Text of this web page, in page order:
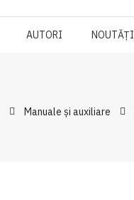
AUTORI NOUTĂȚI
Manuale şi auxiliare